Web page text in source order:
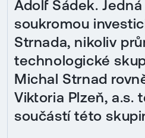
Adolf Šádek.
soukromou
Strnada, nikoliv
technologické
Michal Strnad
Viktoria Plzeň, a.s.
součástí této